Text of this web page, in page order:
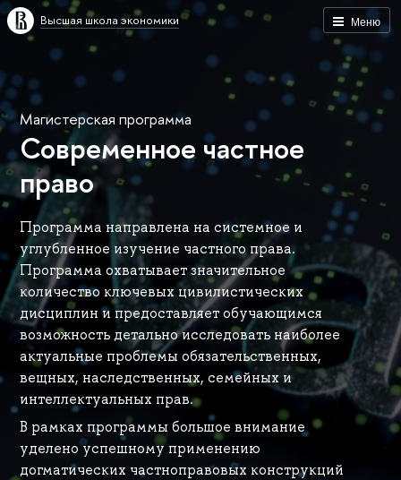
Меню
Высшая школа экономики
Магистерская программа
Современное частное
право
Программа направлена на системное и
углубленное изучение частного права.
Программа охватывает значительное
количество ключевых цивилистических
дисциплин и предоставляет обучающимся
возможность детально исследовать наиболее
актуальные проблемы обязательственных,
вещных, наследственных, семейных и
интеллектуальных прав.
В рамках программы большое внимание
уделено успешному применению
догматических частноправовых конструкций